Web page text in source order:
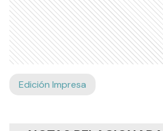
Edición Impresa